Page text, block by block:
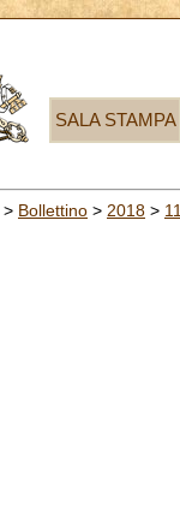
SALA STAMPA
> Bollettino > 2018 > 11